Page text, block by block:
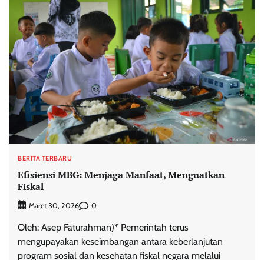
BERITA TERBARU
Efisiensi MBG: Menjaga Manfaat, Menguatkan
Fiskal
Maret 30, 2026 0
Oleh: Asep Faturahman)* Pemerintah terus
mengupayakan keseimbangan antara keberlanjutan
program sosial dan kesehatan fiskal negara melalui